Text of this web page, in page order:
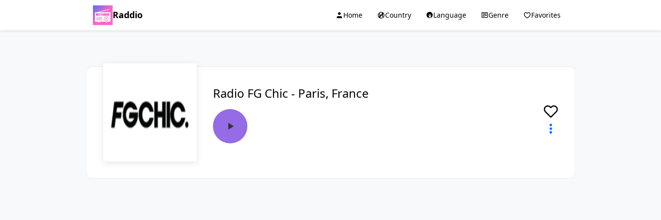
Raddio Home Country Language Genre Favorites
Radio FG Chic - Paris, France